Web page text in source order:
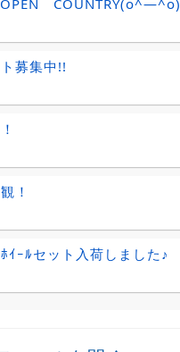
OPEN COUNTRY(o^―^o)
募集中!!
！
ｲｰﾙセット入荷しました♪